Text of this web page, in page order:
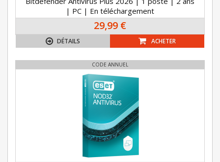
| PC | En téléchargement
29,99 €
DÉTAILS ACHETER
CODE ANNUEL